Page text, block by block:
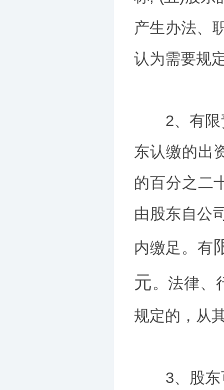
产生办法、
认为需要规
2、有限责
东认缴的出
的百分之二
由股东自公
内缴足。有
元。法律、
规定的，从
3、股东可